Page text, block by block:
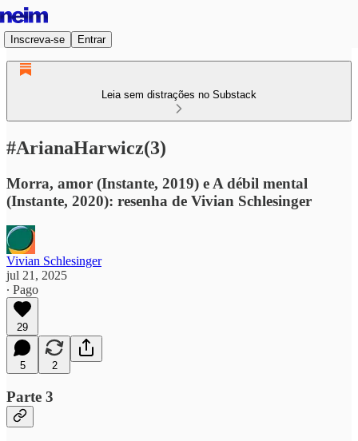
Inscreva-se Entrar
Leia sem distrações no Substack
#ArianaHarwicz(3)
Morra, amor (Instante, 2019) e A débil mental
(Instante, 2020): resenha de Vivian Schlesinger
Vivian Schlesinger
jul 21, 2025
∙ Pago
29
5 2
Parte 3